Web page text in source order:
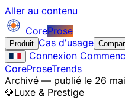
Aller au contenu
CoreProse
Produit Cas d'usage
Connexion
CoreProseTrends
Archivé — publié le 26
💎Luxe & Prestige